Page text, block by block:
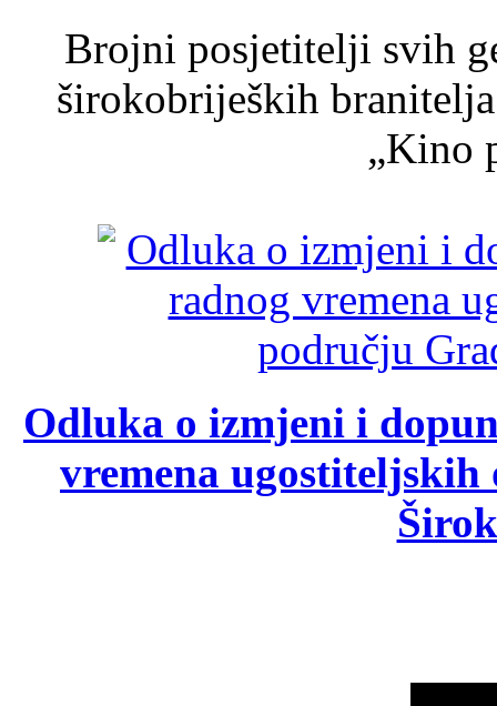
Brojni posjetitelji svih
širokobrijeških
„Kino
Odluka o izmjeni i
vremena